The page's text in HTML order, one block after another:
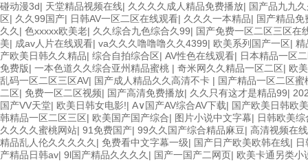
碰动漫3d| 天堂精品视频在线| 久久久久成人精品免费播放| 国产品九九
区| 久久99国产| 日韩AV一区二区在线观看| 久久久一本精品| 国产精品免
久久 | 色xxxxx欧美老| 久久综合九色综合久99| 国产免费一区二区三区在
美| 成av人片在线观看| va久久久噜噜噜久久4399| 欧美系列国产一区| 精
产欧美日韩久久精品| 综合自拍综合区| AV性色在线观看| 日本精品一区
免费版| 一本色道久久综合亚州精品蜜桃 | 奇米网久久精品一区二区| 欧
乱码一区二区三区AV| 国产成人精品久久高清不卡 | 国产精品一区二区蜜
二区| 免费一区二区视频| 国产高清免费播放| 久久只有这才是精品99|
国产VV天堂| 欧美日韩女电影!| A∨国产AV综合AV下载| 国产欧美日韩欧
韩精品一区二区三区| 欧美国产国产综合| 图片小说中文字幕| 日韩欧美
久久久久蜜桃网站| 91免费国产| 99久久国产综合精品麻豆| 高清视频在
精品乱人伦久久久久久 | 免费看中文字幕一级| 国产日产欧美欧韩在线| 日
产精品日韩av| 9l国产精品久久久久 | 国产一国产二网页| 欧美卡通另类小